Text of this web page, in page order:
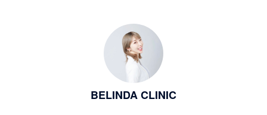
BELINDA CLINIC